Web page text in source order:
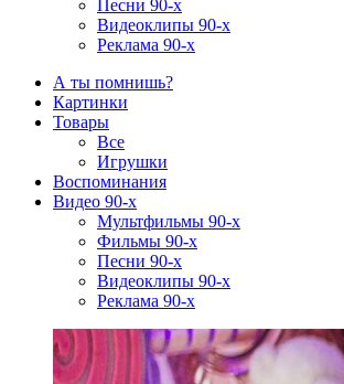
Песни 90-х
Видеоклипы 90-х
Реклама 90-х
А ты помнишь?
Картинки
Товары
Все
Игрушки
Воспоминания
Видео 90-х
Мультфильмы 90-х
Фильмы 90-х
Песни 90-х
Видеоклипы 90-х
Реклама 90-х